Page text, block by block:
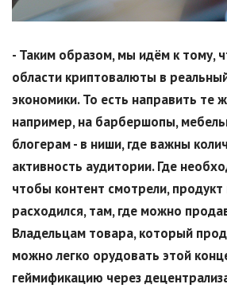
- Таким образом, мы идём к тому,
области криптовалюты в
экономики. То есть направить те
например, на барбершопы,
блогерам - в ниши, где важны
активность аудитории. Где
чтобы контент смотрели,
расходился, там, где можно
Владельцам товара, который
можно легко орудовать этой
геймификацию через